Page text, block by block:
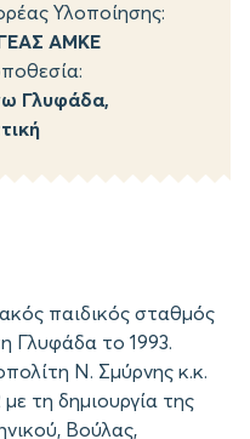
Υλοποίησης:
ΑΜΚΕ
Γλυφάδα,
παιδικός σταθμός
Γλυφάδα το 1993.
Ν. Σμύρνης κ.κ.
τη δημιουργία της
Βούλας,